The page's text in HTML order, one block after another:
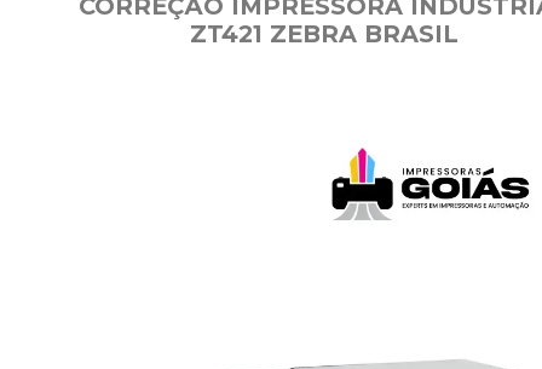
CORREÇÃO IMPRESSORA
ZT421 ZEBRA BRASIL